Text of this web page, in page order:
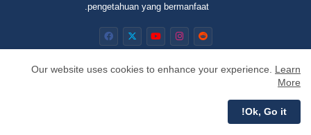
pengetahuan yang bermanfaat.
All Right Reserved Copyright © Aerill.com 2010 - 2025
Home
Our website uses cookies to enhance your experience. Learn
More
Ok, Go it!